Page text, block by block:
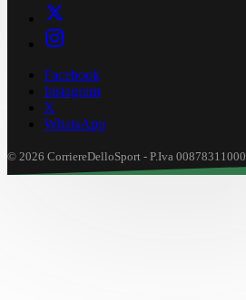
Facebook
Instagram
X
WhatsApp
© 2026 CorriereDelloSport - P.Iva 00878311000